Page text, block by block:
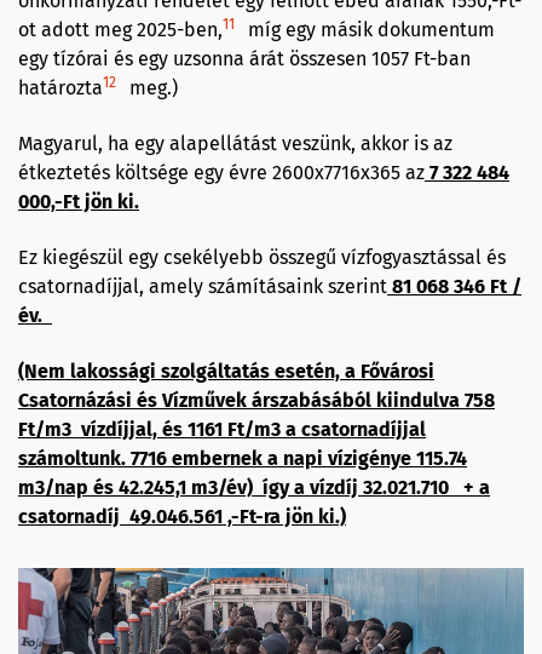
ot adott meg 2025-ben,11
míg egy másik dokumentum
egy tízórai és egy uzsonna árát összesen 1057 Ft-ban
határozta12 meg.)
Magyarul, ha egy alapellátást veszünk, akkor is az
étkeztetés költsége egy évre 2600x7716x365 az 7 322 484
000,-Ft jön ki.
Ez kiegészül egy csekélyebb összegű vízfogyasztással és
csatornadíjjal, amely számításaink szerint 81 068 346 Ft /
év.
(Nem lakossági szolgáltatás esetén, a Fővárosi
Csatornázási és Vízművek árszabásából kiindulva 758
Ft/m3 vízdíjjal, és 1161 Ft/m3 a csatornadíjjal
számoltunk. 7716 embernek a napi vízigénye 115.74
m3/nap és 42.245,1 m3/év) így a vízdíj 32.021.710 + a
csatornadíj 49.046.561 ,-Ft-ra jön ki.)